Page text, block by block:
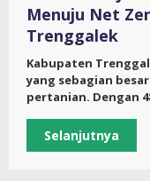
Menuju Net
Trenggalek
Kabupaten
yang sebagian
pertanian. Dengan
Selanjutnya